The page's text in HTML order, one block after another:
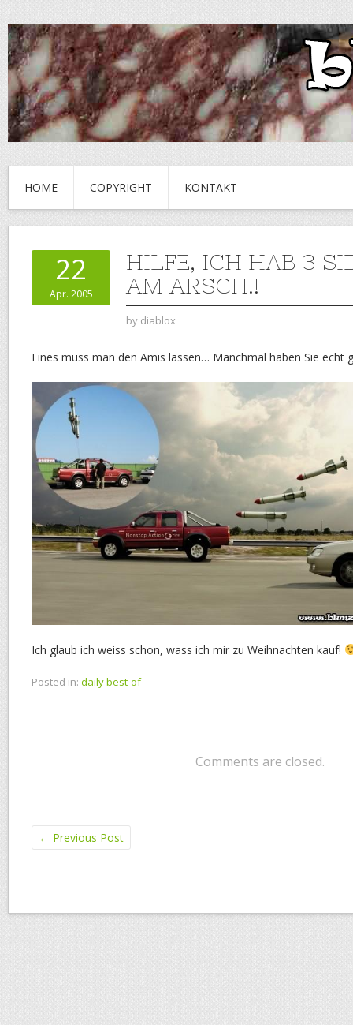
HOME COPYRIGHT KONTAKT
22
Apr. 2005
HILFE, ICH HAB 3
AM ARSCH!!
by diablox
Eines muss man den Amis lassen… Manchmal haben Sie echt
Ich glaub ich weiss schon, wass ich mir zu Weihnachten kauf!
Posted in: daily best-of
Comments are closed.
← Previous Post